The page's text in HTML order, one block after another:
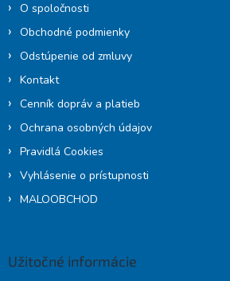
O spoločnosti
Obchodné podmienky
Odstúpenie od zmluvy
Kontakt
Cenník dopráv a platieb
Ochrana osobných údajov
Pravidlá Cookies
Vyhlásenie o prístupnosti
MALOOBCHOD
Užitočné informácie